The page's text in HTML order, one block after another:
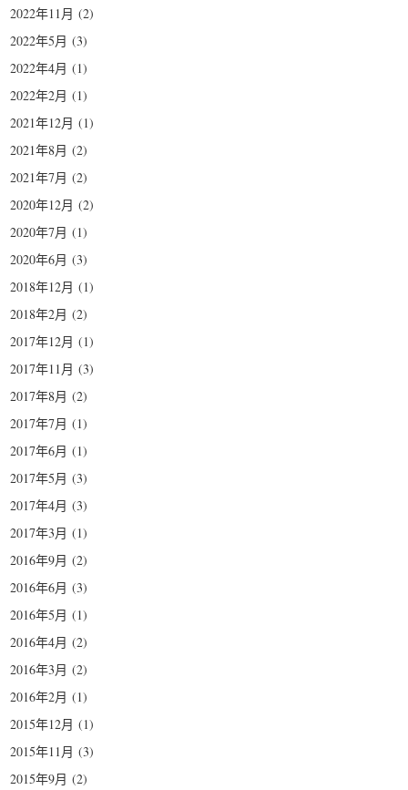
2022年11月 (2)
2022年5月 (3)
2022年4月 (1)
2022年2月 (1)
2021年12月 (1)
2021年8月 (2)
2021年7月 (2)
2020年12月 (2)
2020年7月 (1)
2020年6月 (3)
2018年12月 (1)
2018年2月 (2)
2017年12月 (1)
2017年11月 (3)
2017年8月 (2)
2017年7月 (1)
2017年6月 (1)
2017年5月 (3)
2017年4月 (3)
2017年3月 (1)
2016年9月 (2)
2016年6月 (3)
2016年5月 (1)
2016年4月 (2)
2016年3月 (2)
2016年2月 (1)
2015年12月 (1)
2015年11月 (3)
2015年9月 (2)